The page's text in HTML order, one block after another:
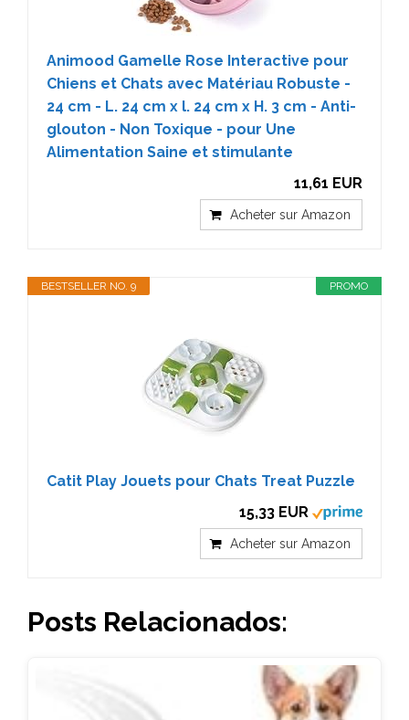
Animood Gamelle Rose Interactive pour
Chiens et Chats avec Matériau Robuste -
24 cm - L. 24 cm x l. 24 cm x H. 3 cm - Anti-
glouton - Non Toxique - pour Une
Alimentation Saine et stimulante
11,61 EUR
Acheter sur Amazon
PROMO
BESTSELLER NO. 9
Catit Play Jouets pour Chats Treat Puzzle
15,33 EUR
Acheter sur Amazon
Posts Relacionados: